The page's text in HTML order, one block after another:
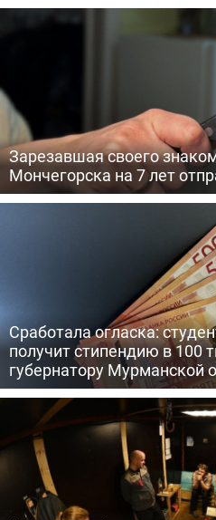
Зарезавшая своего
Мончегорска на 7 лет
Сработала огласка:
получит стипендию в 100
губернатору Мурманской